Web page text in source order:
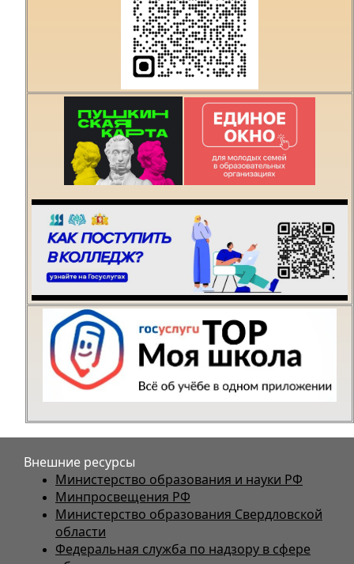
Есть предложения по
организации учебного
процесса или знаете,
как сделать техникум
лучше?
Написать о проблеме
Внешние ресурсы
Министерство образования и науки РФ
Минпросвещения РФ
Министерство образования Свердловской
области
Федеральная служба по надзору в сфере